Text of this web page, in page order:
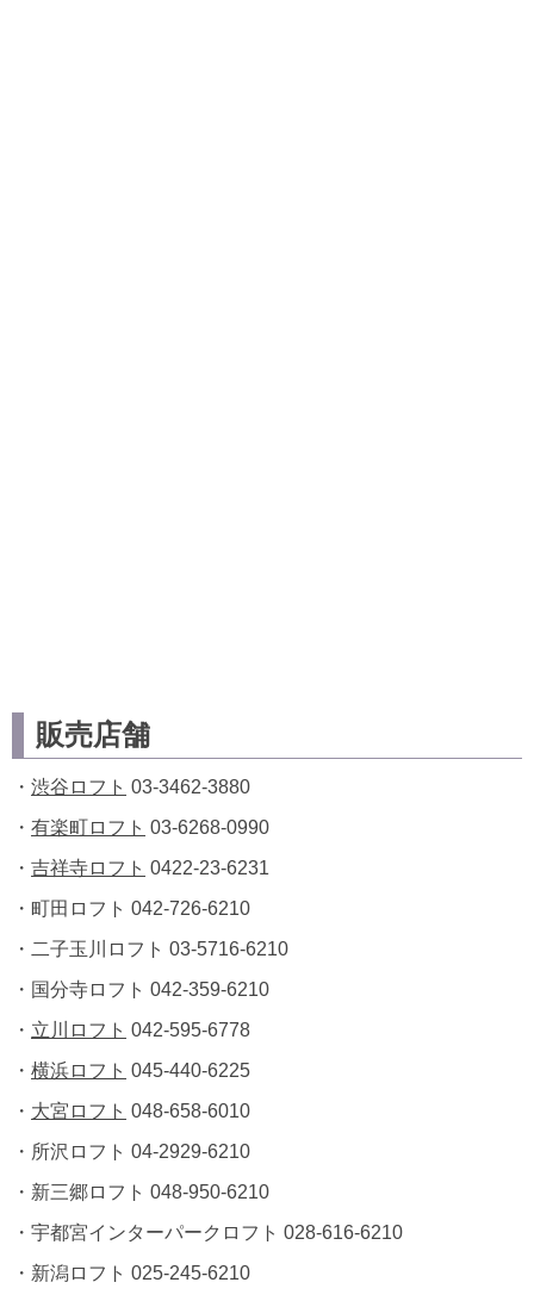
販売店舗
・ 渋谷ロフト 03-3462-3880
・ 有楽町ロフト 03-6268-0990
・ 吉祥寺ロフト 0422-23-6231
・町田ロフト 042-726-6210
・二子玉川ロフト 03-5716-6210
・国分寺ロフト 042-359-6210
・ 立川ロフト 042-595-6778
・ 横浜ロフト 045-440-6225
・ 大宮ロフト 048-658-6010
・所沢ロフト 04-2929-6210
・新三郷ロフト 048-950-6210
・宇都宮インターパークロフト 028-616-6210
・新潟ロフト 025-245-6210